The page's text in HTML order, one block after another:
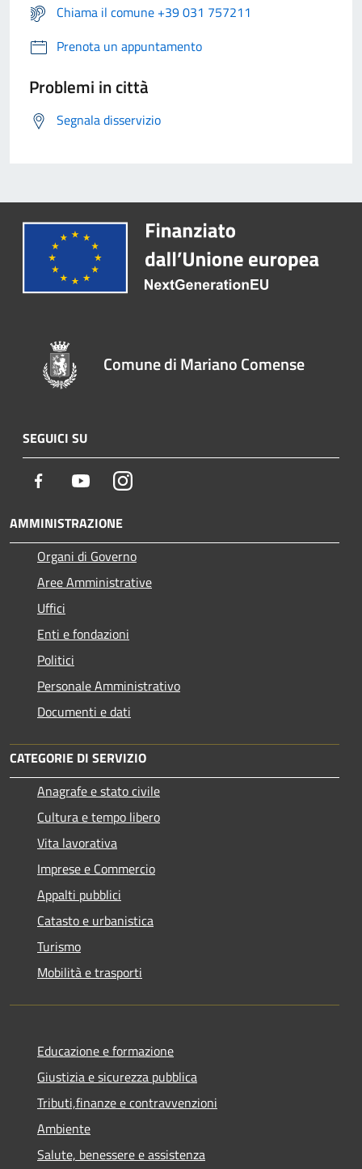
Chiama il comune +39 031 757211
Prenota un appuntamento
Problemi in città
Segnala disservizio
Comune di Mariano Comense
SEGUICI SU
Facebook YoutubeInstagram
AMMINISTRAZIONE
Organi di Governo
Aree Amministrative
Uffici
Enti e fondazioni
Politici
Personale Amministrativo
Documenti e dati
CATEGORIE DI SERVIZIO
Anagrafe e stato civile
Cultura e tempo libero
Vita lavorativa
Imprese e Commercio
Appalti pubblici
Catasto e urbanistica
Turismo
Mobilità e trasporti
Educazione e formazione
Giustizia e sicurezza pubblica
Tributi,finanze e contravvenzioni
Ambiente
Salute, benessere e assistenza